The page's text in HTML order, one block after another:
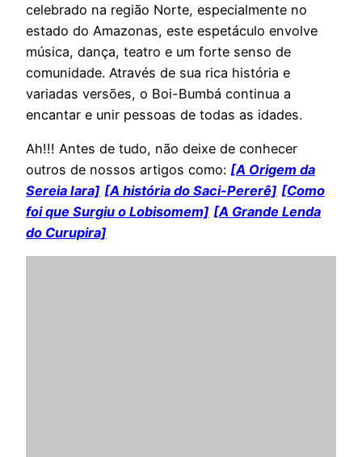
celebrado na região Norte, especialmente no
estado do Amazonas, este espetáculo envolve
música, dança, teatro e um forte senso de
comunidade. Através de sua rica história e
variadas versões, o Boi-Bumbá continua a
encantar e unir pessoas de todas as idades.
Ah!!! Antes de tudo, não deixe de conhecer
outros de nossos artigos como: [A Origem da
Sereia Iara] [A história do Saci-Pererê] [Como
foi que Surgiu o Lobisomem] [A Grande Lenda
do Curupira]